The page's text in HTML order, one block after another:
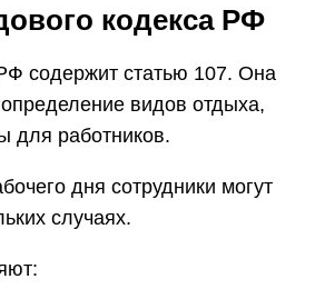
кодекса РФ
содержит статью 107. Она
видов отдыха,
для работников.
дня сотрудники могут
случаях.